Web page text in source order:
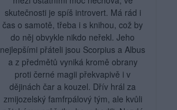
skutečnosti je spíš introvert. Má rád i
čas o samotě, třeba i s knihou, což by
do něj obvykle nikdo neřekl. Jeho
nejlepšími přáteli jsou Scorpius a Albus
a z předmětů vyniká kromě obrany
proti černé magii překvapivě i v
dějinách čar a kouzel. Dřív hrál za
zmijozelský famfrpálový tým, ale kvůli